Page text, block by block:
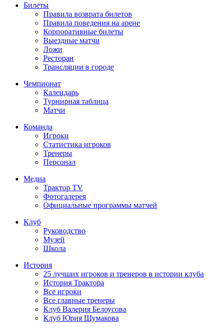
Билеты
Правила возврата билетов
Правила поведения на арене
Корпоративные билеты
Выездные матчи
Ложи
Ресторан
Трансляции в городе
Чемпионат
Календарь
Турнирная таблица
Матчи
Команда
Игроки
Статистика игроков
Тренеры
Персонал
Медиа
Трактор TV
Фотогалерея
Официальные программы матчей
Клуб
Руководство
Музей
Школа
История
25 лучших игроков и тренеров в истории клуба
История Трактора
Все игроки
Все главные тренеры
Клуб Валерия Белоусова
Клуб Юрия Шумакова